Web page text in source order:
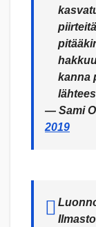
kanna
— Sami
2019